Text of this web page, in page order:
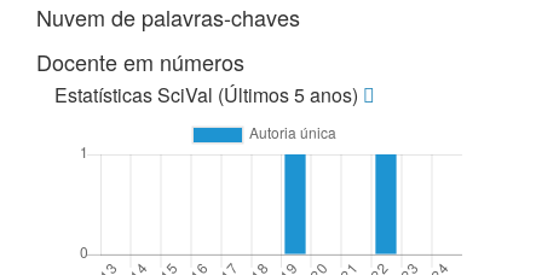
Nuvem de palavras-chaves
Docente em números
Estatísticas SciVal (Últimos 5 anos)